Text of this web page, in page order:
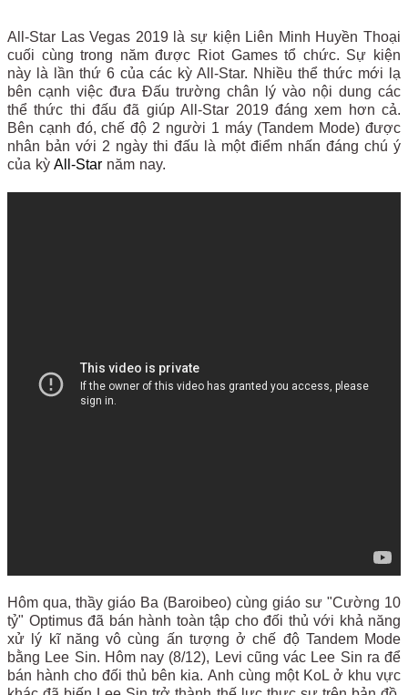
All-Star Las Vegas 2019 là sự kiện Liên Minh Huyền Thoại
cuối cùng trong năm được Riot Games tổ chức. Sự kiện
này là lần thứ 6 của các kỳ All-Star. Nhiều thể thức mới lạ
bên cạnh việc đưa Đấu trường chân lý vào nội dung các
thể thức thi đấu đã giúp All-Star 2019 đáng xem hơn cả.
Bên cạnh đó, chế độ 2 người 1 máy (Tandem Mode) được
nhân bản với 2 ngày thi đấu là một điểm nhấn đáng chú ý
của kỳ All-Star năm nay.
Hôm qua, thầy giáo Ba (Baroibeo) cùng giáo sư "Cường 10
tỷ" Optimus đã bán hành toàn tập cho đối thủ với khả năng
xử lý kĩ năng vô cùng ấn tượng ở chế độ Tandem Mode
bằng Lee Sin. Hôm nay (8/12), Levi cũng vác Lee Sin ra để
bán hành cho đối thủ bên kia. Anh cùng một KoL ở khu vực